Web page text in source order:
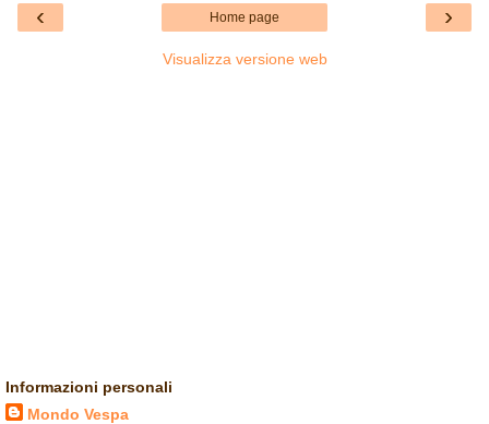
‹ ›
Home page
Visualizza versione web
Informazioni personali
Mondo Vespa